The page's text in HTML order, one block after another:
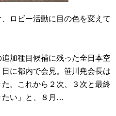
ロビー活動に目の色を変えて
加種目候補に残った全日本空
に都内で会見。笹川尭会長は
た。これから２次、３次と最終
たい」と、８月…